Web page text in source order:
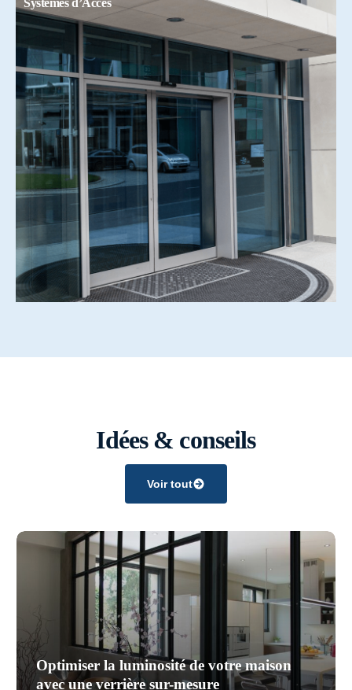
Systemes d’Accés
Idées & conseils
Voir tout
Optimiser la luminosité de votre maison
avec une verrière sur-mesure